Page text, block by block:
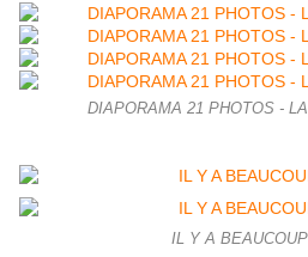
DIAPORAMA 21 PHOTOS -
IL Y A